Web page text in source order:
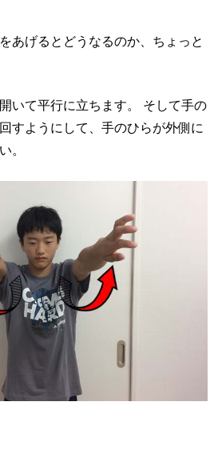
あげるとどうなるのか、ちょっと
いて平行に立ちます。 そして手の
すようにして、手のひらが外側に
。